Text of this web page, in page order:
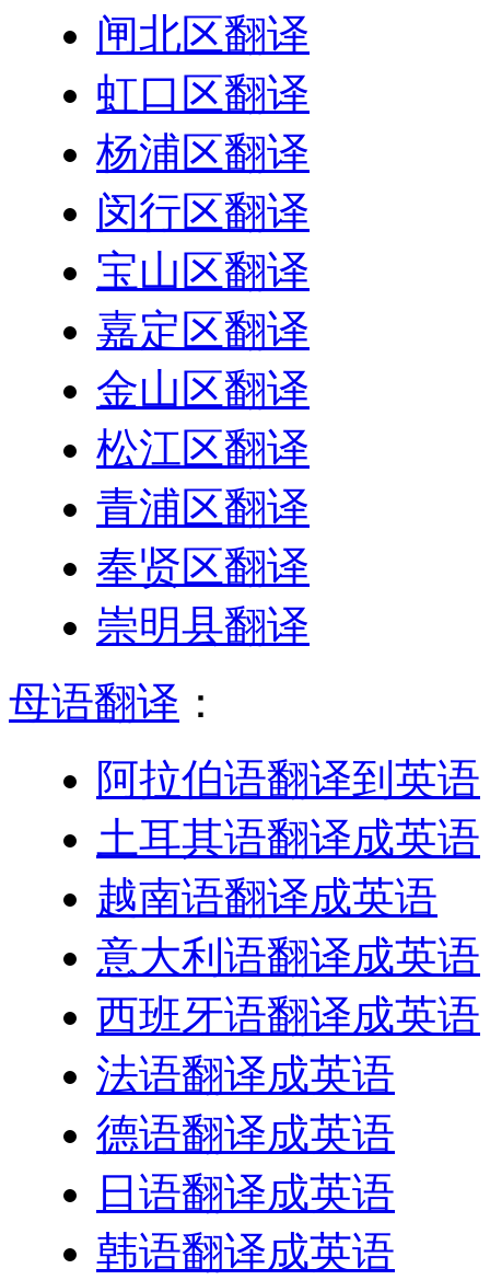
闸北区翻译
虹口区翻译
杨浦区翻译
闵行区翻译
宝山区翻译
嘉定区翻译
金山区翻译
松江区翻译
青浦区翻译
奉贤区翻译
崇明县翻译
母语翻译 ：
阿拉伯语翻译到英语
土耳其语翻译成英语
越南语翻译成英语
意大利语翻译成英语
西班牙语翻译成英语
法语翻译成英语
德语翻译成英语
日语翻译成英语
韩语翻译成英语